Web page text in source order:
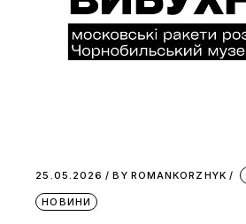
25.05.2026 BY ROMANKORZHYK
НОВИНИ